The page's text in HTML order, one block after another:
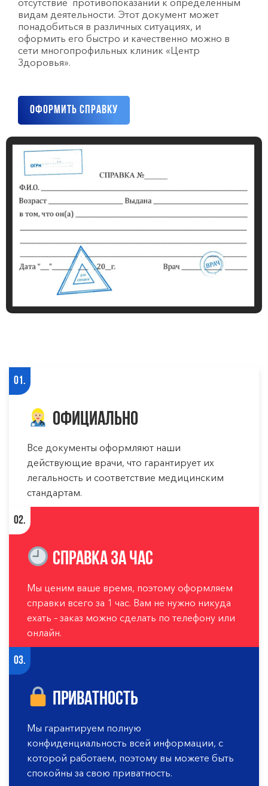
отсутствие противопоказаний к определенным
видам деятельности. Этот документ может
понадобиться в различных ситуациях, и
оформить его быстро и качественно можно в
сети многопрофильных клиник «Центр
Здоровья».
Оформить справку
01.
Официально
Все документы оформляют наши
действующие врачи, что гарантирует их
легальность и соответствие медицинским
стандартам.
02.
Справка за час
Мы ценим ваше время, поэтому оформляем
справки всего за 1 час. Вам не нужно никуда
ехать – заказ можно сделать по телефону или
онлайн.
03.
Приватность
Мы гарантируем полную
конфиденциальность всей информации, с
которой работаем, поэтому вы можете быть
спокойны за свою приватность.